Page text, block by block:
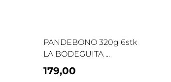
PANDEBONO 320g 6stk
LA BODEGUITA ...
179,00